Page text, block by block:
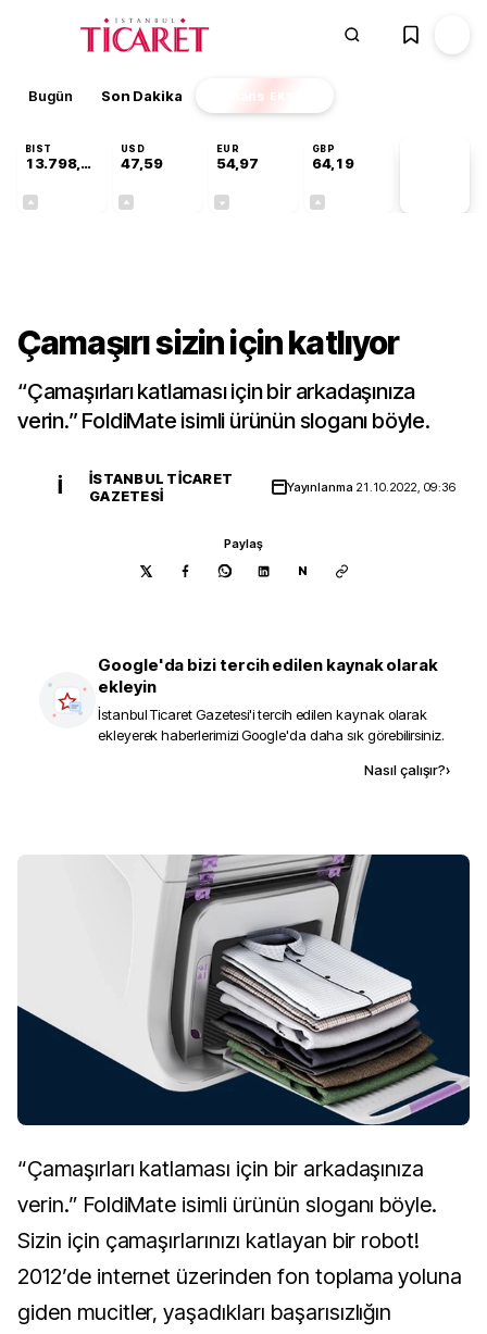
Bugün Son Dakika Finans EKSTRA
BIST
13.798,82
USD
47,59
EUR
54,97
GBP
64,19
Çamaşırı sizin için katlıyor
“Çamaşırları katlaması için bir arkadaşınıza
verin.” FoldiMate isimli ürünün sloganı böyle.
İ
İSTANBUL TICARET
GAZETESI
Yayınlanma 21.10.2022, 09:36
Paylaş
N
Google'da bizi tercih edilen kaynak olarak
ekleyin
İstanbul Ticaret Gazetesi'i tercih edilen kaynak olarak
ekleyerek haberlerimizi Google'da daha sık görebilirsiniz.
Nasıl çalışır?›
“Çamaşırları katlaması için bir arkadaşınıza
verin.” FoldiMate isimli ürünün sloganı böyle.
Sizin için çamaşırlarınızı katlayan bir robot!
2012’de internet üzerinden fon toplama yoluna
giden mucitler, yaşadıkları başarısızlığın